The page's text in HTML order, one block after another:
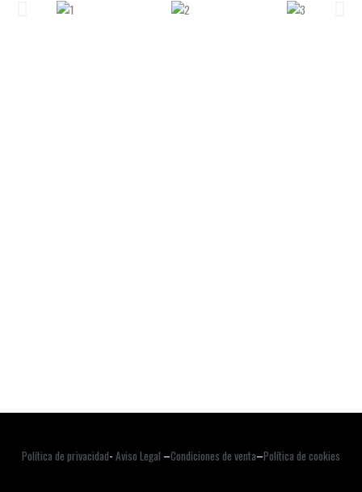
Política de privacidad- Aviso Legal –Condiciones de venta–Política de cookies